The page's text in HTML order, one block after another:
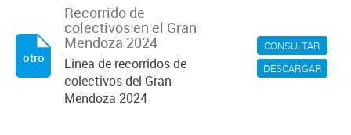
CONSULTAR
DESCARGAR
Recorrido de
colectivos en el Gran
Mendoza 2024
Linea de recorridos de
colectivos del Gran
Mendoza 2024
otro